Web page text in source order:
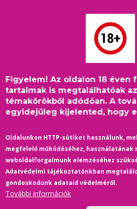
Figyelem! Az oldalon 18 éven
tartalmak is megtalálhatóak
témakörökből adódóan. A
egyidejűleg kijelented, hogy
Oldalunkon HTTP-sütiket használunk,
megfelelő működéséhez, használatának
weboldalforgalmunk elemzéséhez
Adatvédelmi tájékoztatónkban
gondoskodunk adataid védelméről.
További információk
Morzsa
Címlap /Hírek
Feliratkozás a következőre:
Hírek, információk, érdekességek,
LMBTQ+ témakörökben.
Meleg és LMBTQ+ témákat érintő
PinkFilms.huoldalon.